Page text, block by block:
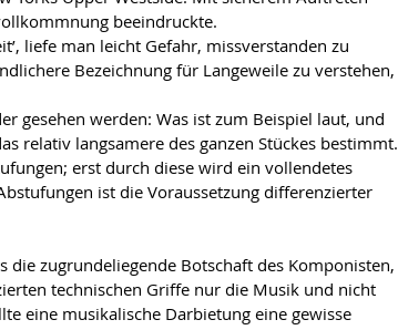
beeindruckte.
liefe man leicht Gefahr, missverstanden zu
Bezeichnung für Langeweile zu verstehen,
gesehen werden: Was ist zum Beispiel laut, und
relativ langsamere des ganzen Stückes bestimmt.
erst durch diese wird ein vollendetes
ist die Voraussetzung differenzierter
zugrundeliegende Botschaft des Komponisten,
technischen Griffe nur die Musik und nicht
eine musikalische Darbietung eine gewisse